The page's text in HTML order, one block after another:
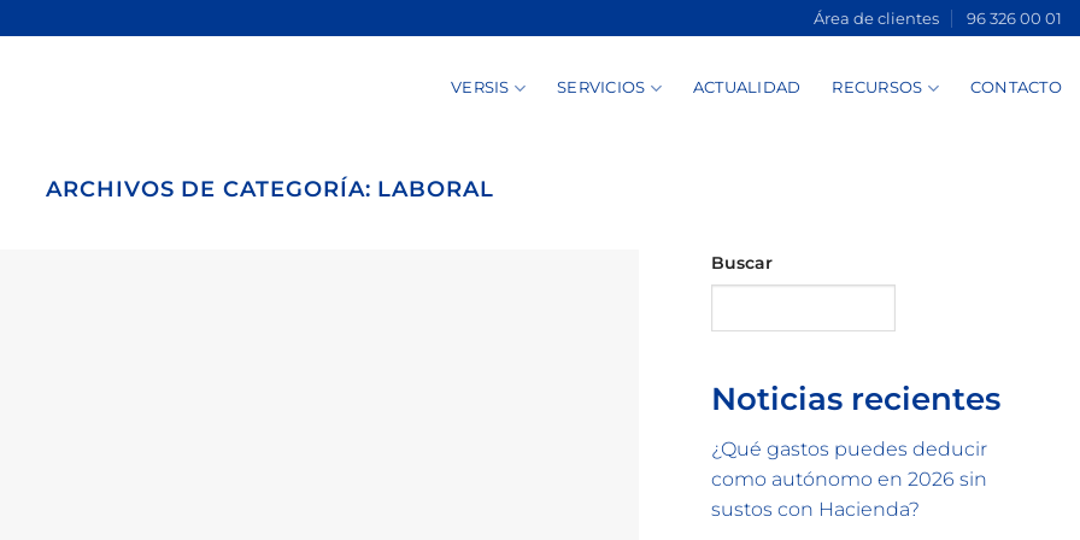
Área de clientes 96 326 00 01
VERSIS SERVICIOS ACTUALIDAD RECURSOS CONTACTO
ARCHIVOS DE CATEGORÍA: LABORAL
Buscar
Noticias recientes
¿Qué gastos puedes deducir
como autónomo en 2026 sin
sustos con Hacienda?